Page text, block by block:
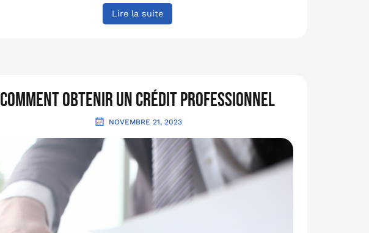
Lire la suite
Comment obtenir un crédit professionnel
NOVEMBRE 21, 2023